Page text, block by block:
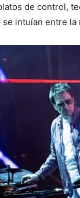
de control,
intuían entre la